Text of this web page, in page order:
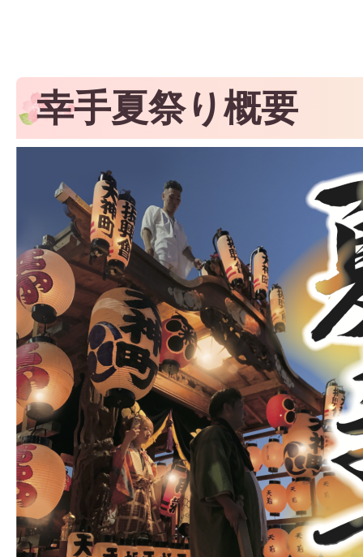
幸手夏祭り概要